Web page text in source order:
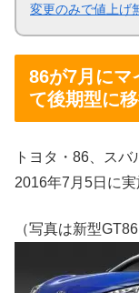
変更のみで値上げ
86が7月にマ
て後期型に
トヨタ・86、ス
2016年7月5日に実
（写真は新型GT86